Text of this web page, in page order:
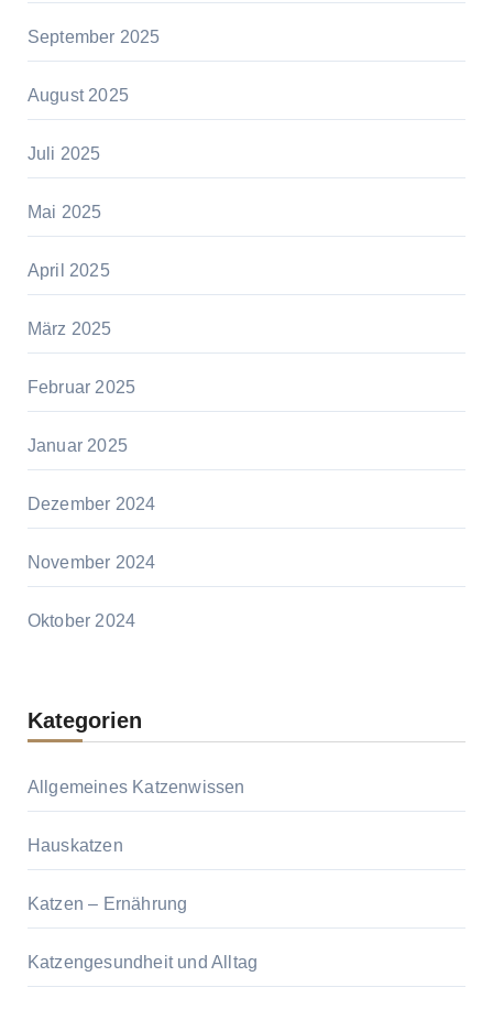
September 2025
August 2025
Juli 2025
Mai 2025
April 2025
März 2025
Februar 2025
Januar 2025
Dezember 2024
November 2024
Oktober 2024
Kategorien
Allgemeines Katzenwissen
Hauskatzen
Katzen – Ernährung
Katzengesundheit und Alltag